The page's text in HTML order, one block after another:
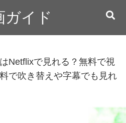
ガイド
Netflixで見れる？無料で視
で吹き替えや字幕でも見れ